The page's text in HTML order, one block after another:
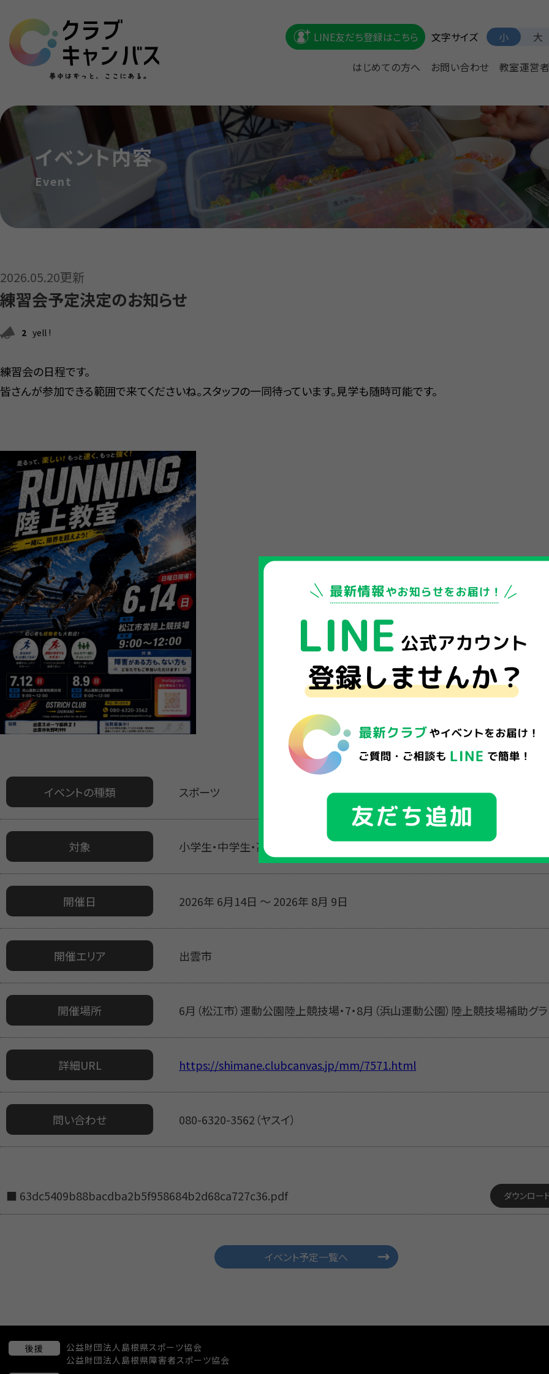
はじめての方へ お問い合わせ 教室運営
LINE友だち登録はこちら 文字サイズ 小 大
イベント内容
Event
2026.05.20更新
練習会予定決定のお知らせ
2 yell !
練習会の日程です。
皆さんが参加できる範囲で来てくださいね。スタッフの一同待っています。見学も随時可能です。
イベントの種類 スポーツ
対象 小学生・中学生・高校生・成人
開催日 2026年 6月14日 ～ 2026年 8月 9日
開催エリア 出雲市
開催場所 6月（松江市）運動公園陸上競技場・7・8月（浜山運動公園）陸上競技場補助グ
詳細URL https://shimane.clubcanvas.jp/mm/7571.html
問い合わせ 080-6320-3562（ヤスイ）
63dc5409b88bacdba2b5f958684b2d68ca727c36.pdf ダウンロー
イベント予定一覧へ
後援
公益財団法人島根県スポーツ協会
公益財団法人島根県障害者スポーツ協会